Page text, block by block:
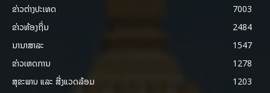
ຂ່າວຕ່າງປະເທດ
7003
ຂ່າວທ້ອງຖິ່ນ
2484
ນານາສາລະ
1547
ຂ່າວເຫດການ
1278
ສຸຂະພາບ ແລະ ສີ່ງແວດລ້ອມ
1203